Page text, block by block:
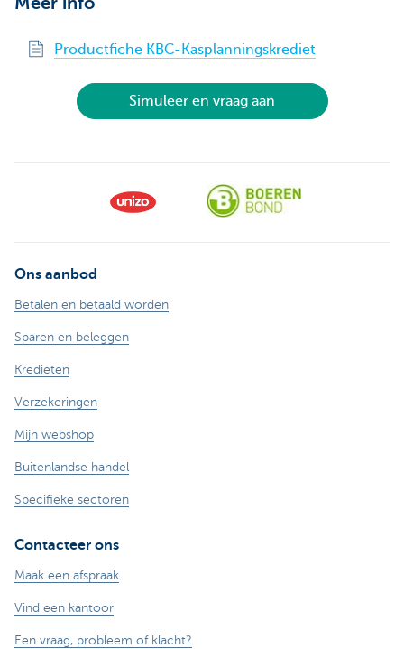
Productfiche KBC-Kasplanningskrediet
Simuleer en vraag aan
Ons aanbod
Betalen en betaald worden
Sparen en beleggen
Kredieten
Verzekeringen
Mijn webshop
Buitenlandse handel
Specifieke sectoren
Contacteer ons
Maak een afspraak
Vind een kantoor
Een vraag, probleem of klacht?